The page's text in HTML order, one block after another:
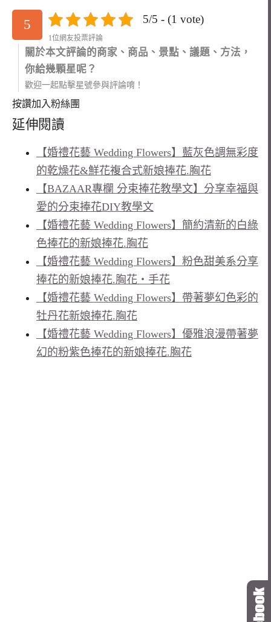
5 5/5 - (1 vote)
1位網友投票評論
關於本文評論的商家、商品、景點、議題、方法，
你給幾顆星呢？
歡迎一起點擊星號參與評論唷！
按讚加入粉絲團
延伸閱讀
【婚禮花藝 Wedding Flowers】藍灰色調無彩度
的乾燥花&鮮花複合式新娘捧花.胸花
【BAZAAR專欄 分束捧花教學文】分享幸福與
愛的分束捧花DIY教學文
【婚禮花藝 Wedding Flowers】簡約清新的白綠
色捧花的新娘捧花.胸花
【婚禮花藝 Wedding Flowers】粉色甜美系分享
捧花的新娘捧花.胸花‧手花
【婚禮花藝 Wedding Flowers】帶著夢幻色彩的
牡丹花新娘捧花.胸花
【婚禮花藝 Wedding Flowers】優雅浪漫帶著夢
幻的粉紫色捧花的新娘捧花.胸花